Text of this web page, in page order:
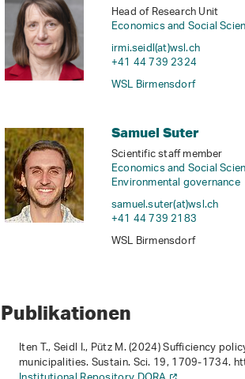
Head of Research Unit
Economics and Social
irmi.seidl(at)wsl.ch
+41 44 739 2324
WSL Birmensdorf
Samuel Suter
Scientific staff member
Economics and Social
Environmental governance
samuel.suter(at)wsl.ch
+41 44 739 2183
WSL Birmensdorf
Publikationen
Iten T., Seidl I., Pütz M. (2024) Sufficiency
municipalities. Sustain. Sci. 19, 1709-1734.